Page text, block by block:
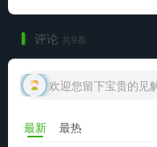
评论 共9条
欢迎您留下宝贵的见
最新 最热